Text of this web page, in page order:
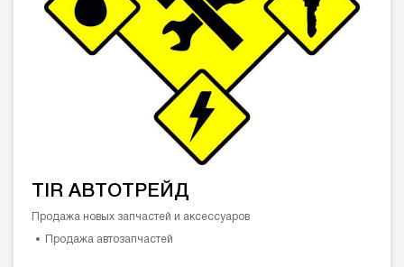
TIR АВТОТРЕЙД
Продажа новых запчастей и аксессуаров
Продажа автозапчастей